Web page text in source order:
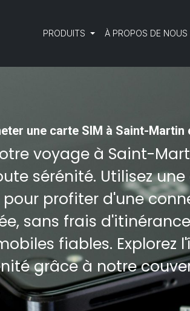
PRODUITS À PROPOS DE NOUS
une carte SIM à Saint-Martin
voyage à Saint-
sérénité. Utilisez une
pour profiter d'une
sans frais
fiables. Explorez
grâce à notre